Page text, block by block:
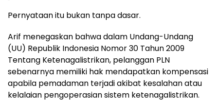
Pernyataan itu bukan tanpa dasar.
Arif menegaskan bahwa dalam Undang-Undang
(UU) Republik Indonesia Nomor 30 Tahun 2009
Tentang Ketenagalistrikan, pelanggan PLN
sebenarnya memiliki hak mendapatkan kompensasi
apabila pemadaman terjadi akibat kesalahan atau
kelalaian pengoperasian sistem ketenagalistrikan.